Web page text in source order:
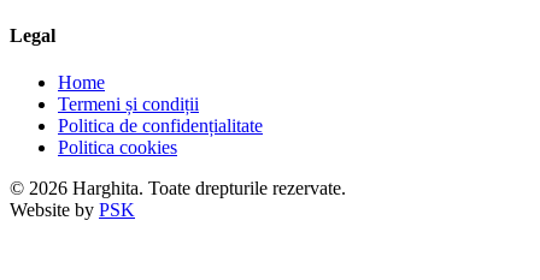
Legal
Home
Termeni și condiții
Politica de confidențialitate
Politica cookies
© 2026 Harghita. Toate drepturile rezervate.
Website by PSK